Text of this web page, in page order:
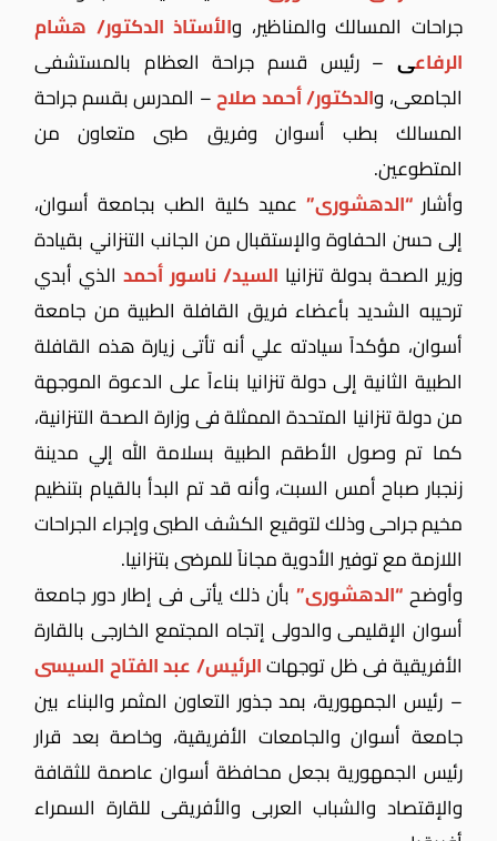
جراحات المسالك والمناظير، والأستاذ الدكتور/ هشام
الرفاعى – رئيس قسم جراحة العظام بالمستشفى
الجامعى، والدكتور/ أحمد صلاح– المدرس بقسم جراحة
المسالك بطب أسوان وفريق طبى متعاون من
المتطوعين.
وأشار“الدهشورى” عميد كلية الطب بجامعة أسوان،
إلى حسن الحفاوة والإستقبال من الجانب التنزاني بقيادة
وزير الصحة بدولة تنزانيا السيد/ ناسور أحمدالذي أبدي
ترحيبه الشديد بأعضاء فريق القافلة الطبية من جامعة
أسوان، مؤكداً سيادته علي أنه تأتى زيارة هذه القافلة
الطبية الثانية إلى دولة تنزانيا بناءاً على الدعوة الموجهة
من دولة تنزانيا المتحدة الممثلة فى وزارة الصحة التنزانية،
كما تم وصول الأطقم الطبية بسلامة الله إلي مدينة
زنجبار صباح أمس السبت، وأنه قد تم البدأ بالقيام بتنظيم
مخيم جراحى وذلك لتوقيع الكشف الطبى وإجراء الجراحات
اللازمة مع توفير الأدوية مجاناً للمرضى بتنزانيا.
وأوضح“الدهشورى” بأن ذلك يأتى فى إطار دور جامعة
أسوان الإقليمى والدولى إتجاه المجتمع الخارجى بالقارة
الأفريقية فى ظل توجهاتالرئيس/ عبد الفتاح السيسى
– رئيس الجمهورية، بمد جذور التعاون المثمر والبناء بين
جامعة أسوان والجامعات الأفريقية، وخاصة بعد قرار
رئيس الجمهورية بجعل محافظة أسوان عاصمة للثقافة
والإقتصاد والشباب العربى والأفريقى للقارة السمراء